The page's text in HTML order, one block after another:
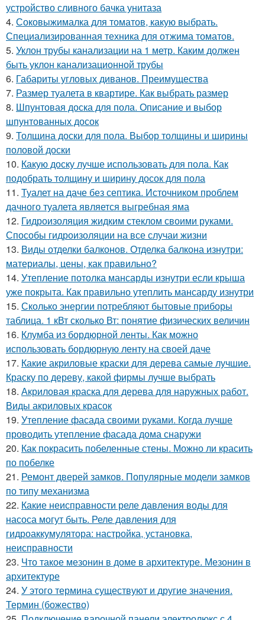
устройство сливного бачка унитаза
4. Соковыжималка для томатов, какую выбрать.
Специализированная техника для отжима томатов.
5. Уклон трубы канализации на 1 метр. Каким должен
быть уклон канализационной трубы
6. Габариты угловых диванов. Преимущества
7. Размер туалета в квартире. Как выбрать размер
8. Шпунтовая доска для пола. Описание и выбор
шпунтованных досок
9. Толщина доски для пола. Выбор толщины и ширины
половой доски
10. Какую доску лучше использовать для пола. Как
подобрать толщину и ширину досок для пола
11. Туалет на даче без септика. Источником проблем
дачного туалета является выгребная яма
12. Гидроизоляция жидким стеклом своими руками.
Способы гидроизоляции на все случаи жизни
13. Виды отделки балконов. Отделка балкона изнутри:
материалы, цены, как правильно?
14. Утепление потолка мансарды изнутри если крыша
уже покрыта. Как правильно утеплить мансарду изнутри
15. Сколько энергии потребляют бытовые приборы
таблица. 1 кВт сколько Вт: понятие физических величин
16. Клумба из бордюрной ленты. Как можно
использовать бордюрную ленту на своей даче
17. Какие акриловые краски для дерева самые лучшие.
Краску по дереву, какой фирмы лучше выбрать
18. Акриловая краска для дерева для наружных работ.
Виды акриловых красок
19. Утепление фасада своими руками. Когда лучше
проводить утепление фасада дома снаружи
20. Как покрасить побеленные стены. Можно ли красить
по побелке
21. Ремонт дверей замков. Популярные модели замков
по типу механизма
22. Какие неисправности реле давления воды для
насоса могут быть. Реле давления для
гидроаккумулятора: настройка, установка,
неисправности
23. Что такое мезонин в доме в архитектуре. Мезонин в
архитектуре
24. У этого термина существуют и другие значения.
Термин (божество)